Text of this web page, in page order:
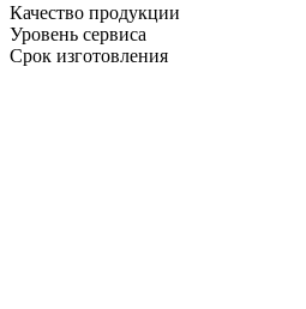
Качество продукции
Уровень сервиса
Срок изготовления